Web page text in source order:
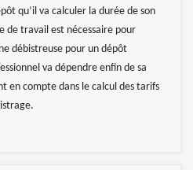
qu’il va calculer la durée de son
de travail est nécessaire pour
débistreuse pour un dépôt
va dépendre enfin de sa
en compte dans le calcul des tarifs